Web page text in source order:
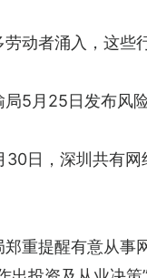
动者涌入，这些
5月25日发布风
日，深圳共有
重提醒有意从事